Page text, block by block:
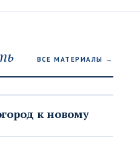
ВСЕ МАТЕРИАЛЫ →
к новому